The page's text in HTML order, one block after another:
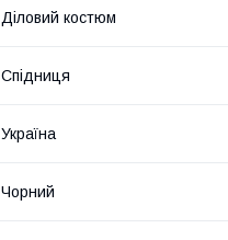
Діловий костюм
Спідниця
Україна
Чорний